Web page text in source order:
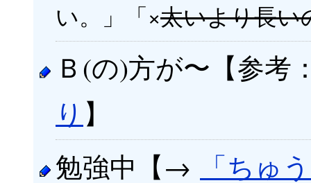
い。」「×太いより長い
Ｂ(の)方が〜【参考
り 】
勉強中【→
「ちゅ